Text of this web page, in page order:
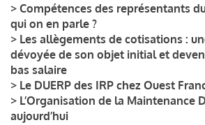
> Compétences des représentants
qui on en parle ?
> Les allègements de cotisations :
dévoyée de son objet initial et
bas salaire
> Le DUERP des IRP chez Ouest
> L’Organisation de la Maintenance
aujourd’hui